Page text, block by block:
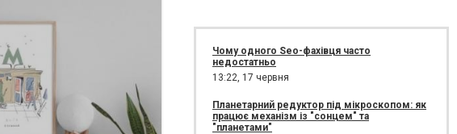
Чому одного Seo-фахівця часто
недостатньо
13:22, 17 червня
Планетарний редуктор під мікроскопом: як
працює механізм із "сонцем" та
"планетами"